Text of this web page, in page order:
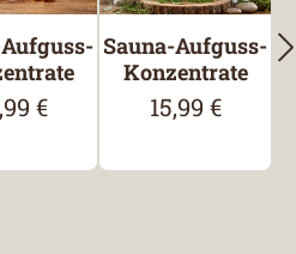
Preis:
€
Sauna-Aufguss-
Konzentrate
Regulärer
15,99 €